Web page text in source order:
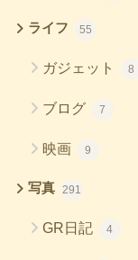
ライフ 55
ガジェット 8
ブログ 7
映画 9
写真 291
GR日記 4